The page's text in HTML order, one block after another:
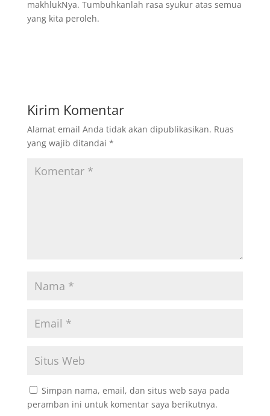
makhlukNya. Tumbuhkanlah rasa syukur atas semua
yang kita peroleh.
Kirim Komentar
Alamat email Anda tidak akan dipublikasikan. Ruas
yang wajib ditandai *
Simpan nama, email, dan situs web saya pada
peramban ini untuk komentar saya berikutnya.